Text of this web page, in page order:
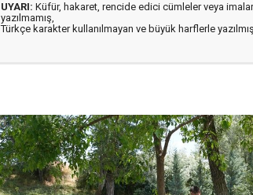
UYARI: Küfür, hakaret, rencide edici cümleler veya
yazılmamış,
Türkçe karakter kullanılmayan ve büyük harflerle